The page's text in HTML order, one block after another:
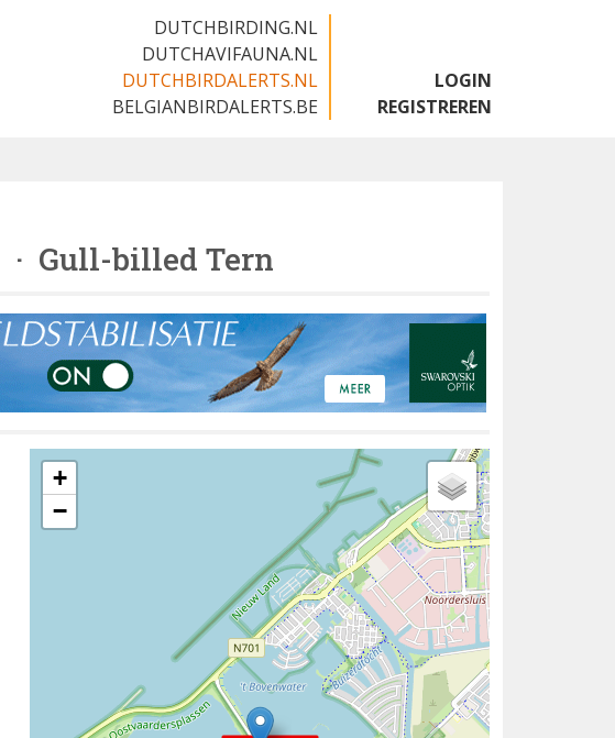
DUTCHBIRDING.NL
DUTCHAVIFAUNA.NL
DUTCHBIRDALERTS.NL
BELGIANBIRDALERTS.BE
LOGIN
REGISTREREN
· Gull-billed Tern
+
−